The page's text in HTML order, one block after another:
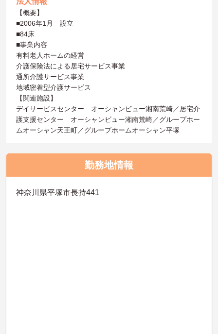
【概要】
■2006年1月 設立
■84床
■事業内容
有料老人ホームの経営
介護保険法による居宅サービス事業
通所介護サービス事業
地域密着型介護サービス
【関連施設】
デイサービスセンター オーシャンビュー湘南荒崎／居宅介
護支援センター オーシャンビュー湘南荒崎／グループホー
ムオーシャン天王町／グループホームオーシャン平塚
勤務地情報
神奈川県平塚市長持441